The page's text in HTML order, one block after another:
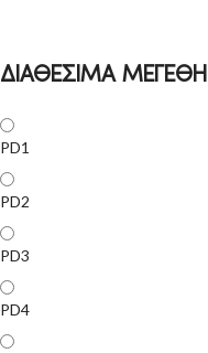
ΔΙΑΘΕΣΙΜΑ ΜΕΓΕΘΗ
PD1
PD2
PD3
PD4